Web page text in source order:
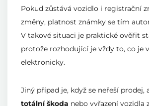
Pokud zůstává vozidlo i registrační
změny, platnost známky se tím
V takové situaci je praktické ověřit
protože rozhodující je vždy to, co je
elektronicky.
Jiný případ je, když se neřeší prodej,
totální škoda nebo vyřazení vozidla